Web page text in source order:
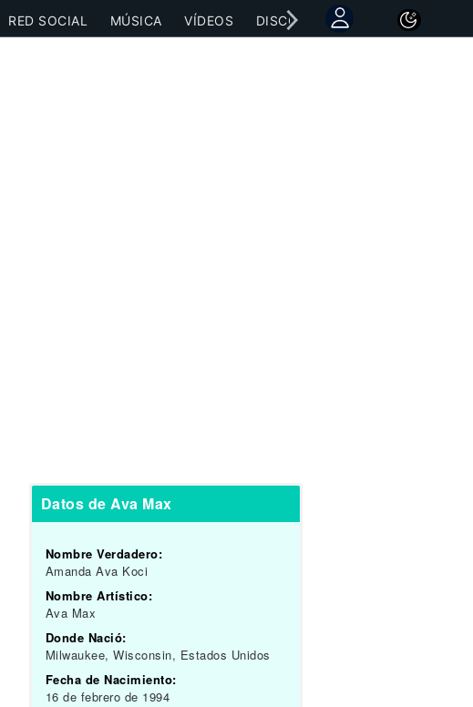
RED SOCIAL MÚSICA VÍDEOS DISCOGRAFÍAS CONCIERTOS
Datos de Ava Max
Nombre Verdadero:
Amanda Ava Koci
Nombre Artístico:
Ava Max
Donde Nació:
Milwaukee, Wisconsin, Estados Unidos
Fecha de Nacimiento:
16 de febrero de 1994